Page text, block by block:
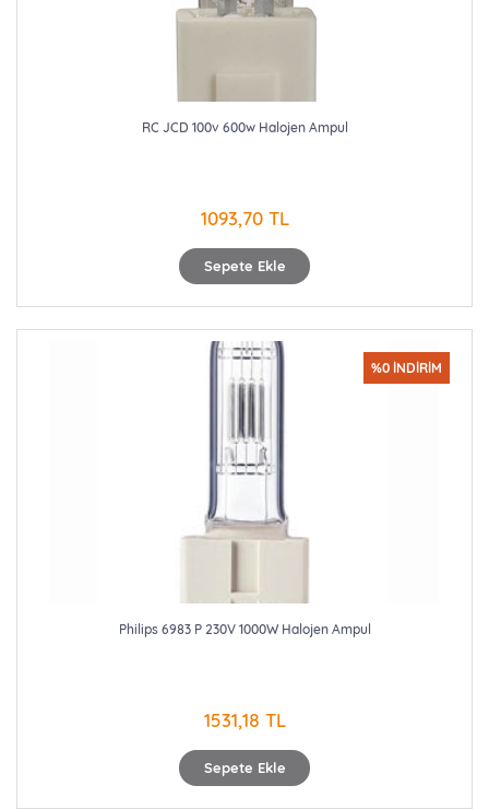
Sepete Ekle
RC JCD 100v 600w Halojen Ampul
1093,70 TL
Sepete Ekle
%0 İNDİRİM
Philips 6983 P 230V 1000W Halojen Ampul
1531,18 TL